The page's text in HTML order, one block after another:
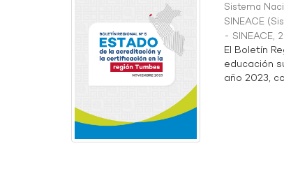
Sistema
SINEACE (
- SINEACE,
El Boletín
educación
año 2023,